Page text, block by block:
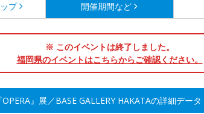
ップ 開催期間など
※ このイベントは終了しました。
福岡県のイベントはこちらからご確認ください。
』展／BASE GALLERY HAKATAの詳細データ